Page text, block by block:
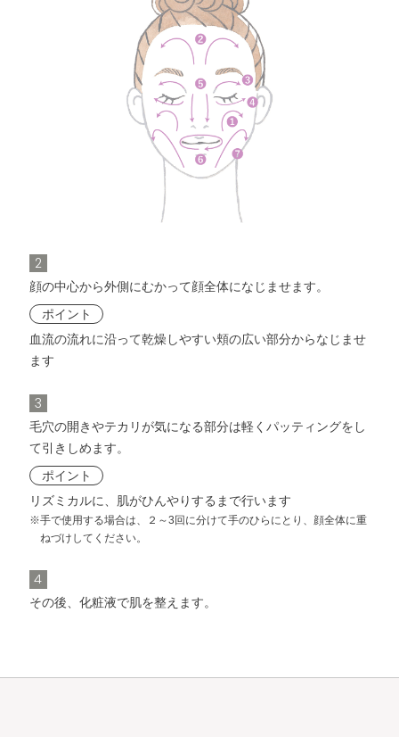
2
顔の中心から外側にむかって顔全体になじませます。
ポイント
血流の流れに沿って乾燥しやすい頬の広い部分からなじませ
ます
3
毛穴の開きやテカリが気になる部分は軽くパッティングをし
て引きしめます。
ポイント
リズミカルに、肌がひんやりするまで行います
※手で使用する場合は、２～3回に分けて手のひらにとり、顔全体に重
ねづけしてください。
4
その後、化粧液で肌を整えます。